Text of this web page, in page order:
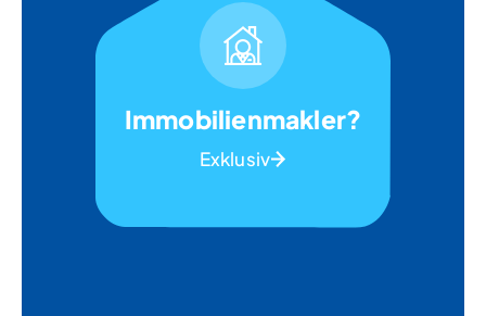
Immobilienmakler?
Exklusiv